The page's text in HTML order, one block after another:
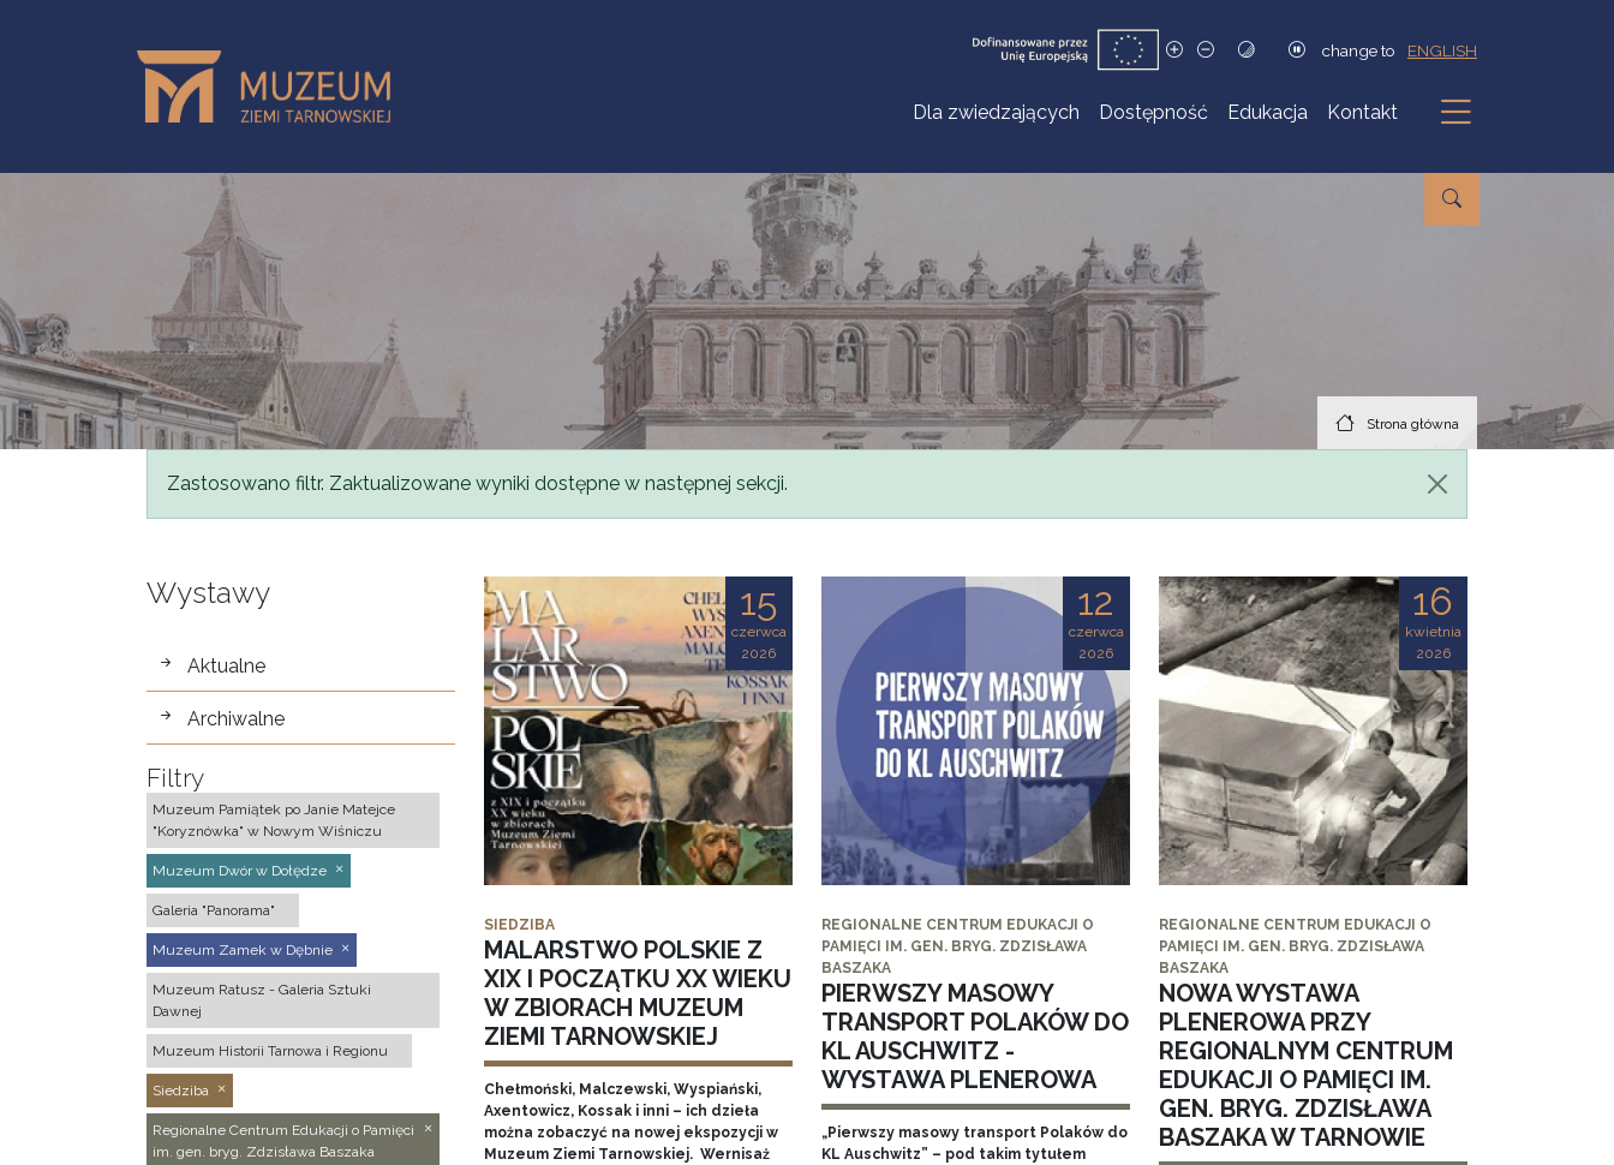
change to ENGLISH
Dla zwiedzających Dostępność Edukacja Kontakt
Podmenu
Strona główna
Komunikat
Zastosowano filtr. Zaktualizowane wyniki dostępne w następnej sekcji.
Wystawy
wystawy
Aktualne
Archiwalne
Filtry
Muzeum Pamiątek po Janie Matejce
"Koryznówka" w Nowym Wiśniczu
Muzeum Dwór w Dołędze
Galeria "Panorama"
Muzeum Zamek w Dębnie
Muzeum Ratusz - Galeria Sztuki
Dawnej
Muzeum Historii Tarnowa i Regionu
Siedziba
Regionalne Centrum Edukacji o Pamięci
im. gen. bryg. Zdzisława Baszaka
15
czerwca
2026
SIEDZIBA
MALARSTWO POLSKIE Z
XIX I POCZĄTKU XX WIEKU
W ZBIORACH MUZEUM
ZIEMI TARNOWSKIEJ
Chełmoński, Malczewski, Wyspiański,
Axentowicz, Kossak i inni – ich dzieła
można zobaczyć na nowej ekspozycji w
Muzeum Ziemi Tarnowskiej. Wernisaż
12
czerwca
2026
REGIONALNE CENTRUM EDUKACJI O
PAMIĘCI IM. GEN. BRYG. ZDZISŁAWA
BASZAKA
PIERWSZY MASOWY
TRANSPORT POLAKÓW DO
KL AUSCHWITZ -
WYSTAWA PLENEROWA
„Pierwszy masowy transport Polaków do
KL Auschwitz” – pod takim tytułem
16
kwietnia
2026
REGIONALNE CENTRUM EDUKACJI O
PAMIĘCI IM. GEN. BRYG. ZDZISŁAWA
BASZAKA
NOWA WYSTAWA
PLENEROWA PRZY
REGIONALNYM CENTRUM
EDUKACJI O PAMIĘCI IM.
GEN. BRYG. ZDZISŁAWA
BASZAKA W TARNOWIE